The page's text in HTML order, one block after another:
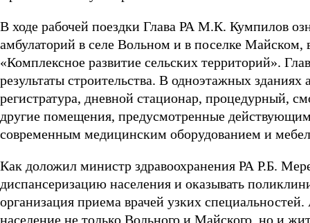
В ходе рабочей поездки Глава РА М.К. Кумпилов
амбулаторий в селе Вольном и в поселке
«Комплексное развитие сельских территорий».
результаты строительства. В одноэтажных
регистратура, дневной стационар, процедурный,
другие помещения, предусмотренные
современным медицинским оборудованием и
Как доложил министр здравоохранения РА Р.Б.
диспансеризацию населения и оказывать
организация приема врачей узких
население не только Вольного и Майского, но и